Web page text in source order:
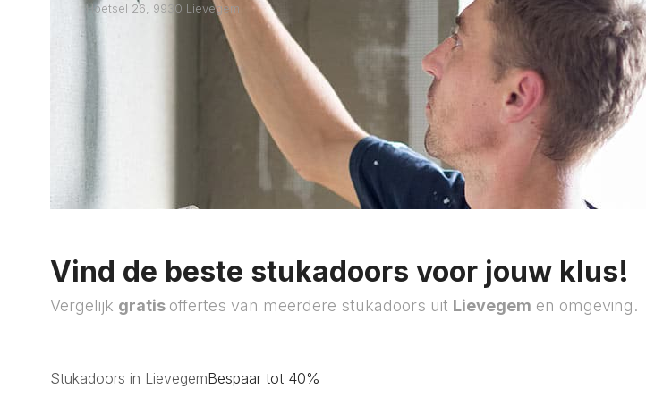
Hoetsel 26, 9930 Lievegem
Vind de beste stukadoors voor jouw klus!
Vergelijk gratis offertes van meerdere stukadoors uit Lievegem en omgeving.
Stukadoors in LievegemBespaar tot 40%